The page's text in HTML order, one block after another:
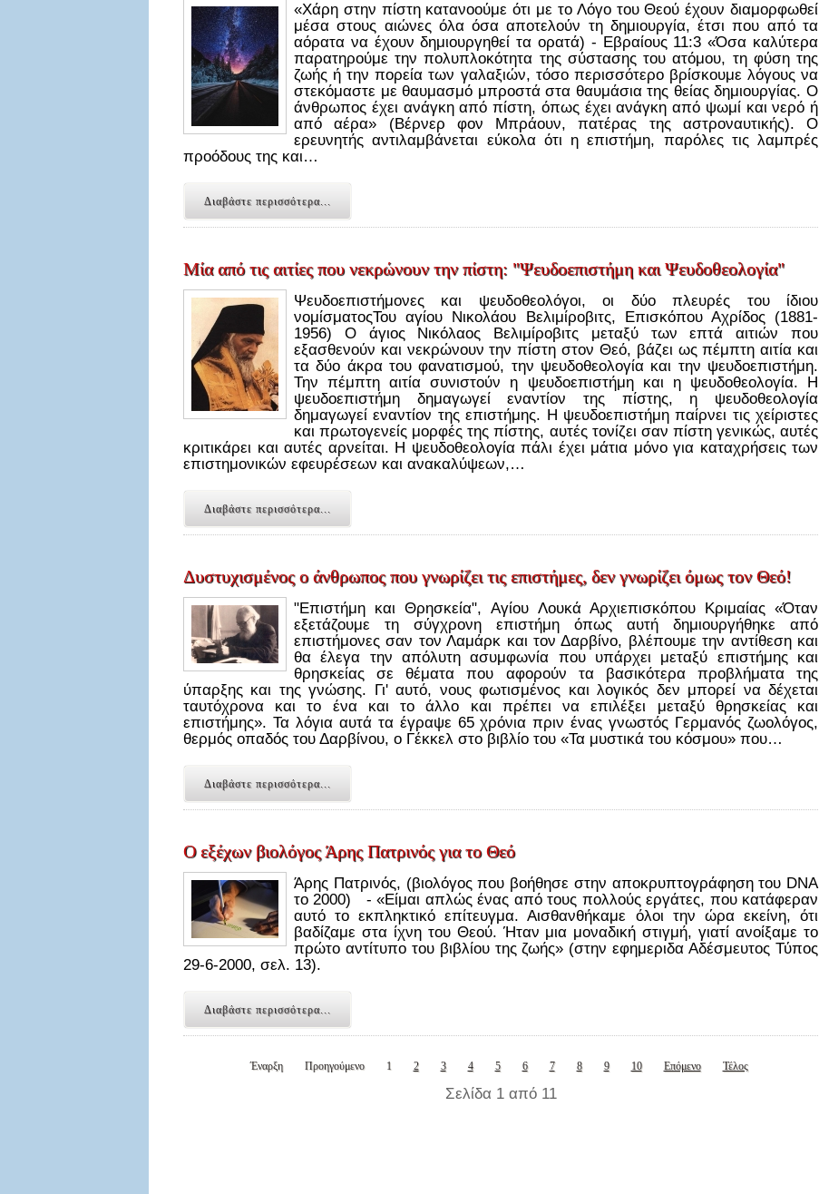
«Χάρη στην πίστη κατανοούμε ότι με το Λόγο του Θεού έχουν διαμορφωθεί
μέσα στους αιώνες όλα όσα αποτελούν τη δημιουργία, έτσι που από τα
αόρατα να έχουν δημιουργηθεί τα ορατά) - Εβραίους 11:3 «Όσα καλύτερα
παρατηρούμε την πολυπλοκότητα της σύστασης του ατόμου, τη φύση της
ζωής ή την πορεία των γαλαξιών, τόσο περισσότερο βρίσκουμε λόγους να
στεκόμαστε με θαυμασμό μπροστά στα θαυμάσια της θείας δημιουργίας. Ο
άνθρωπος έχει ανάγκη από πίστη, όπως έχει ανάγκη από ψωμί και νερό ή
από αέρα» (Βέρνερ φον Μπράουν, πατέρας της αστροναυτικής). Ο
ερευνητής αντιλαμβάνεται εύκολα ότι η επιστήμη, παρόλες τις λαμπρές
προόδους της και…
Διαβάστε περισσότερα...
Μία από τις αιτίες που νεκρώνουν την πίστη: "Ψευδοεπιστήμη και Ψευδοθεολογία"
Ψευδοεπιστήμονες και ψευδοθεολόγοι, οι δύο πλευρές του ίδιου
νομίσματοςΤου αγίου Νικολάου Βελιμίροβιτς, Επισκόπου Αχρίδος (1881-
1956) Ο άγιος Νικόλαος Βελιμίροβιτς μεταξύ των επτά αιτιών που
εξασθενούν και νεκρώνουν την πίστη στον Θεό, βάζει ως πέμπτη αιτία και
τα δύο άκρα του φανατισμού, την ψευδοθεολογία και την ψευδοεπιστήμη.
Την πέμπτη αιτία συνιστούν η ψευδοεπιστήμη και η ψευδοθεολογία. Η
ψευδοεπιστήμη δημαγωγεί εναντίον της πίστης, η ψευδοθεολογία
δημαγωγεί εναντίον της επιστήμης. Η ψευδοεπιστήμη παίρνει τις χείριστες
και πρωτογενείς μορφές της πίστης, αυτές τονίζει σαν πίστη γενικώς, αυτές
κριτικάρει και αυτές αρνείται. Η ψευδοθεολογία πάλι έχει μάτια μόνο για καταχρήσεις των
επιστημονικών εφευρέσεων και ανακαλύψεων,…
Διαβάστε περισσότερα...
Δυστυχισμένος ο άνθρωπος που γνωρίζει τις επιστήμες, δεν γνωρίζει όμως τον Θεό!
"Επιστήμη και Θρησκεία", Αγίου Λουκά Αρχιεπισκόπου Κριμαίας «Όταν
εξετάζουμε τη σύγχρονη επιστήμη όπως αυτή δημιουργήθηκε από
επιστήμονες σαν τον Λαμάρκ και τον Δαρβίνο, βλέπουμε την αντίθεση και
θα έλεγα την απόλυτη ασυμφωνία που υπάρχει μεταξύ επιστήμης και
θρησκείας σε θέματα που αφορούν τα βασικότερα προβλήματα της
ύπαρξης και της γνώσης. Γι' αυτό, νους φωτισμένος και λογικός δεν μπορεί να δέχεται
ταυτόχρονα και το ένα και το άλλο και πρέπει να επιλέξει μεταξύ θρησκείας και
επιστήμης». Τα λόγια αυτά τα έγραψε 65 χρόνια πριν ένας γνωστός Γερμανός ζωολόγος,
θερμός οπαδός του Δαρβίνου, ο Γέκκελ στο βιβλίο του «Τα μυστικά του κόσμου» που…
Διαβάστε περισσότερα...
Ο εξέχων βιολόγος Άρης Πατρινός για το Θεό
Άρης Πατρινός, (βιολόγος που βοήθησε στην αποκρυπτογράφηση του DNA
το 2000) - «Είμαι απλώς ένας από τους πολλούς εργάτες, που κατάφεραν
αυτό το εκπληκτικό επίτευγμα. Αισθανθήκαμε όλοι την ώρα εκείνη, ότι
βαδίζαμε στα ίχνη του Θεού. Ήταν μια μοναδική στιγμή, γιατί ανοίξαμε το
πρώτο αντίτυπο του βιβλίου της ζωής» (στην εφημεριδα Αδέσμευτος Τύπος
29-6-2000, σελ. 13).
Διαβάστε περισσότερα...
Έναρξη Προηγούμενο 1 2 3 4 5 6 7 8 9 10 Επόμενο Τέλος
Σελίδα 1 από 11